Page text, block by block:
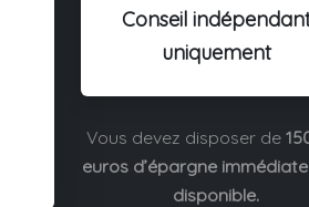
Conseil
uniquement
Vous devez disposer de
euros d’épargne
disponible.